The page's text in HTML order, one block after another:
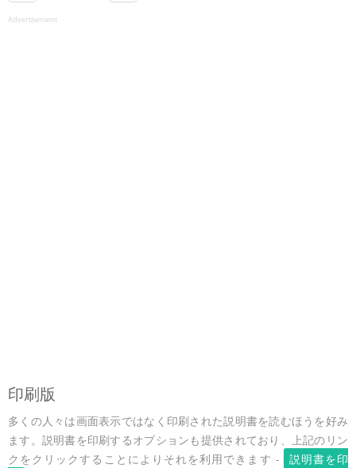
Advertisement
印刷版
多くの人々は画面表示ではなく印刷された説明書を読むほうを好み
ます。説明書を印刷するオプションも提供されており、上記のリン
クをクリックすることによりそれを利用できます -
説明書を印